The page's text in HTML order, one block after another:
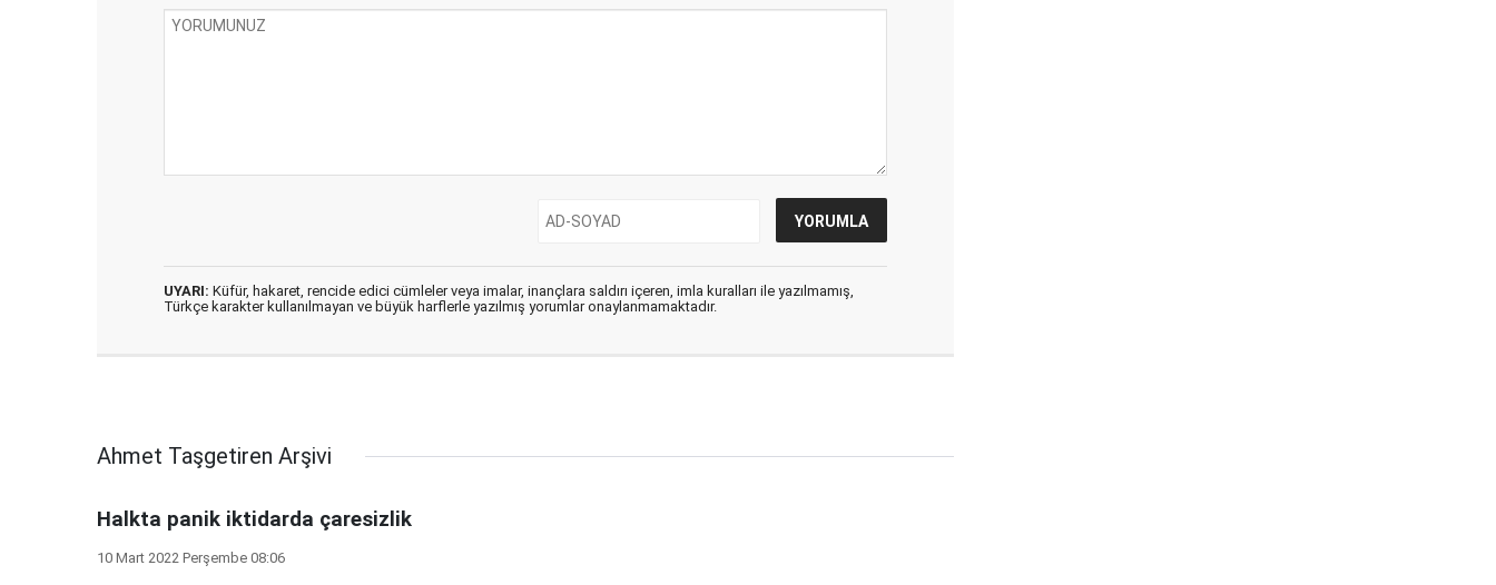
UYARI: Küfür, hakaret, rencide edici cümleler veya imalar, inançlara saldırı içeren, imla kuralları ile yazılmamış,
Türkçe karakter kullanılmayan ve büyük harflerle yazılmış yorumlar onaylanmamaktadır.
Ahmet Taşgetiren Arşivi
Halkta panik iktidarda çaresizlik
10 Mart 2022 Perşembe 08:06